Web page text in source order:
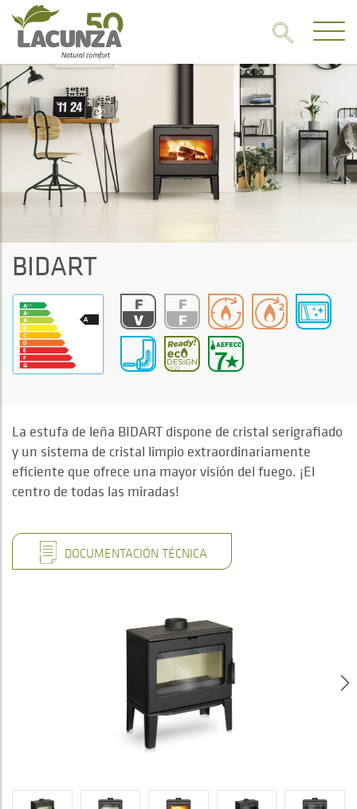
BIDART
La estufa de leña BIDART dispone de cristal serigrafiado
y un sistema de cristal limpio extraordinariamente
eficiente que ofrece una mayor visión del fuego. ¡El
centro de todas las miradas!
DOCUMENTACIÓN TÉCNICA